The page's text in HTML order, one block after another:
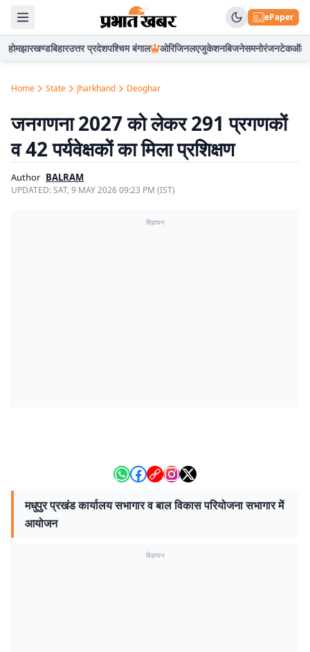
ePaper
होमझारखण्डबिहारउत्तर प्रदेशपश्चिम बंगाल ओरिजिनलएजुकेशनबिजनेसमनोरंजनटेकऑटो
Home State Jharkhand Deoghar
जनगणना 2027 को लेकर 291 प्रगणकों
व 42 पर्यवेक्षकों का मिला प्रशिक्षण
Author BALRAM
UPDATED:SAT, 9 MAY 2026 09:23 PM (IST)
विज्ञापन
मधुपुर प्रखंड कार्यालय सभागार व बाल विकास परियोजना सभागार में
आयोजन
विज्ञापन